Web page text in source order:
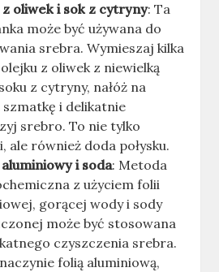
oliwek i sok z cytryny: Ta
może być używana do
srebra. Wymieszaj kilka
z oliwek z niewielką
z cytryny, nałóż na
szmatkę i delikatnie
srebro. To nie tylko
ale również doda połysku.
i soda: Metoda
z użyciem folii
gorącej wody i sody
może być stosowana
czyszczenia srebra.
folią aluminiową,